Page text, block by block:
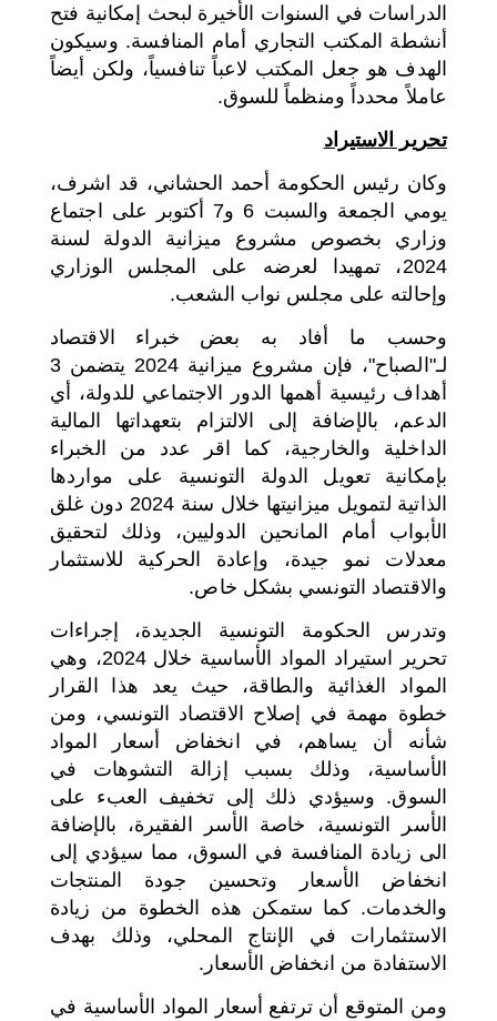
الدراسات في السنوات الأخيرة لبحث إمكانية فتح
أنشطة المكتب التجاري أمام المنافسة. وسيكون
الهدف هو جعل المكتب لاعباً تنافسياً، ولكن أيضاً
عاملاً محدداً ومنظماً للسوق.
تحرير الاستيراد
وكان رئيس الحكومة أحمد الحشاني، قد اشرف،
يومي الجمعة والسبت 6 و7 أكتوبر على اجتماع
وزاري بخصوص مشروع ميزانية الدولة لسنة
2024، تمهيدا لعرضه على المجلس الوزاري
وإحالته على مجلس نواب الشعب.
وحسب ما أفاد به بعض خبراء الاقتصاد
لـ"الصباح"، فإن مشروع ميزانية 2024 يتضمن 3
أهداف رئيسية أهمها الدور الاجتماعي للدولة، أي
الدعم، بالإضافة إلى الالتزام بتعهداتها المالية
الداخلية والخارجية، كما اقر عدد من الخبراء
بإمكانية تعويل الدولة التونسية على مواردها
الذاتية لتمويل ميزانيتها خلال سنة 2024 دون غلق
الأبواب أمام المانحين الدوليين، وذلك لتحقيق
معدلات نمو جيدة، وإعادة الحركية للاستثمار
والاقتصاد التونسي بشكل خاص.
وتدرس الحكومة التونسية الجديدة، إجراءات
تحرير استيراد المواد الأساسية خلال 2024، وهي
المواد الغذائية والطاقة، حيث يعد هذا القرار
خطوة مهمة في إصلاح الاقتصاد التونسي، ومن
شأنه أن يساهم، في انخفاض أسعار المواد
الأساسية، وذلك بسبب إزالة التشوهات في
السوق. وسيؤدي ذلك إلى تخفيف العبء على
الأسر التونسية، خاصة الأسر الفقيرة، بالإضافة
الى زيادة المنافسة في السوق، مما سيؤدي إلى
انخفاض الأسعار وتحسين جودة المنتجات
والخدمات. كما ستمكن هذه الخطوة من زيادة
الاستثمارات في الإنتاج المحلي، وذلك بهدف
الاستفادة من انخفاض الأسعار.
ومن المتوقع أن ترتفع أسعار المواد الأساسية في